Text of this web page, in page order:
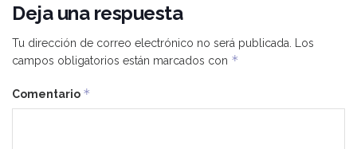
Deja una respuesta
Tu dirección de correo electrónico no será publicada.
Los
campos obligatorios están marcados con *
Comentario *